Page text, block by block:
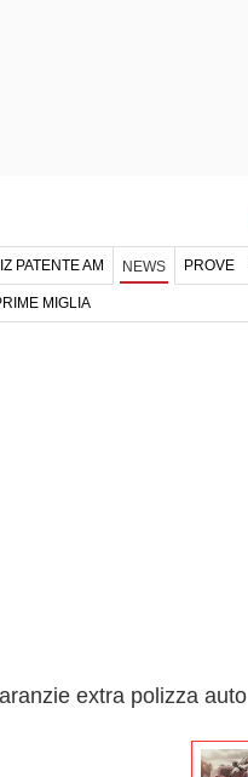
PATENTE AM NEWS PROVE
MIGLIA
extra polizza auto